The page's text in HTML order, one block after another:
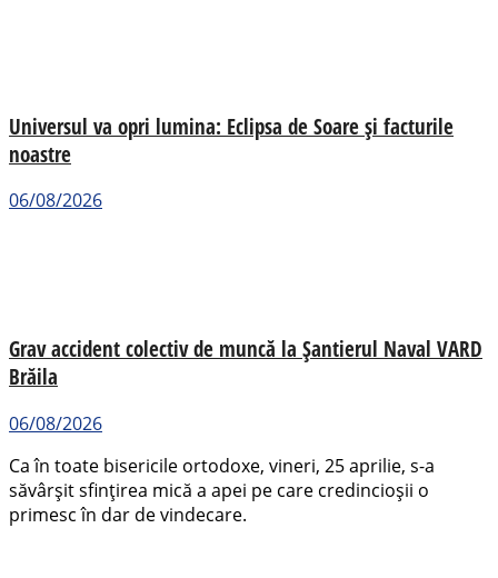
Universul va opri lumina: Eclipsa de Soare și facturile
noastre
06/08/2026
Grav accident colectiv de muncă la Șantierul Naval VARD
Brăila
06/08/2026
Ca în toate bisericile ortodoxe, vineri, 25 aprilie, s-a
săvârșit sfințirea mică a apei pe care credincioșii o
primesc în dar de vindecare.